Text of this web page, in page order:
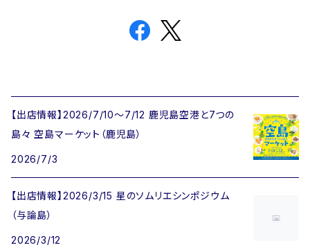
【出店情報】2026/7/10〜7/12 鹿児島空港と7つの
島々 空島マーケット（鹿児島）
2026/7/3
【出店情報】2026/3/15 星のソムリエシンポジウム
（与論島）
2026/3/12